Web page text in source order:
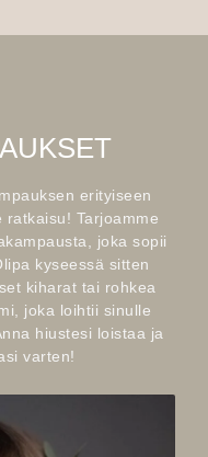
erityiseen
Tarjoamme
joka sopii
kyseessä sitten
kiharat tai rohkea
joka loihtii sinulle
hiustesi loistaa ja
varten!